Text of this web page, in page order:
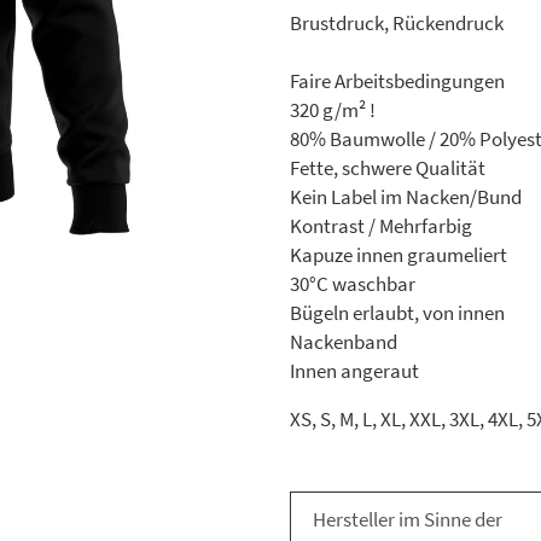
Brustdruck, Rückendruck
Faire Arbeitsbedingungen
320 g/m² !
80% Baumwolle / 20%
Fette, schwere Qualität
Kein Label im Nacken/Bund
Kontrast / Mehrfarbig
Kapuze innen graumeliert
30°C waschbar
Bügeln erlaubt, von innen
Nackenband
Innen angeraut
XS, S, M, L, XL, XXL, 3XL, 4XL,
Hersteller im Sinne der